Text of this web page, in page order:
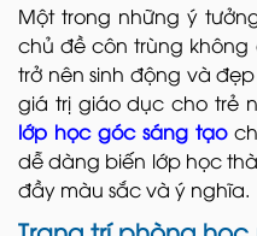
Một trong những ý
chủ đề côn trùng
trở nên sinh động và
giá trị giáo dục cho trẻ
lớp học góc sáng tạo
dễ dàng biến lớp học
đầy màu sắc và ý nghĩa.